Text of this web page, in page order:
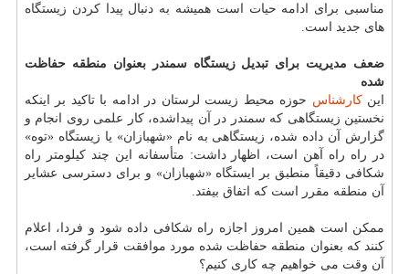
مناسبی برای ادامه حیات است همیشه به دنبال پیدا كردن زیستگاه
های جدید است.
ضعف مدیریت برای تبدیل زیستگاه سمندر بعنوان منطقه حفاظت
شده
اینكارشناس حوزه محیط زیست لرستان در ادامه با تاكید بر اینكه
نخستین زیستگاهی كه سمندر در آن پیداشده، كار علمی روی انجام و
گزارش آن داده شده، زیستگاهی به نام «شهبازان» یا زیستگاه «توه»
در راه راه آهن است، اظهار داشت: متأسفانه این چند كیلومتر راه
شكافی دقیقاً منطبق بر ایستگاه «شهبازان» و برای دسترسی عشایر
آن منطقه مقرر است كه اتفاق بیفتد.
ممكن است همین امروز اجازه راه شكافی داده شود و فردا، اعلام
كنند كه بعنوان منطقه حفاظت شده مورد موافقت قرار گرفته است،
آن وقت می خواهیم چه كاری كنیم؟